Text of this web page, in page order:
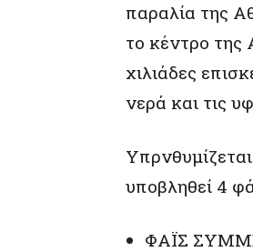
παραλία της
το κέντρο της
χιλιάδες
νερά και τις
υποβληθεί 4
ΦΑΪΣ